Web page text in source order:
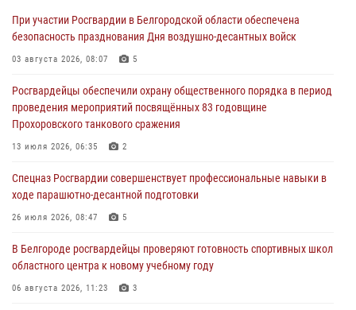
Подвиги героев‑росгвардейцев увековечили в новой музейной
экспозиции белгородского музея‑диорамы «Курская битва.
06 августа 2026, 12:05 3
В Белгороде росгвардейцы проверяют готовность спортивных школ
областного центра к новому учебному году
Росгвардия обеспечила общественную безопасность празднования
83-й годовщины освобождения г. Белгорода от немецко -
06 августа 2026, 06:54 3
Офицеры Росгвардии и ветераны войск правопорядка почтили
При участии Росгвардии в Белгородской области обеспечена
безопасность празднования Дня воздушно-десантных войск
03 августа 2026, 08:07 5
Росгвардейцы обеспечили охрану общественного порядка в период
проведения мероприятий посвящённых 83 годовщине
Прохоровского танкового сражения
13 июля 2026, 06:35 2
Спецназ Росгвардии совершенствует профессиональные навыки в
ходе парашютно-десантной подготовки
26 июля 2026, 08:47 5
В Белгороде росгвардейцы проверяют готовность спортивных школ
областного центра к новому учебному году
06 августа 2026, 11:23 3